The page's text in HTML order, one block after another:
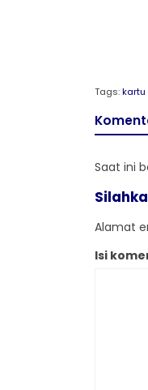
Tags:kartu
Saat ini
Alamat
Isi